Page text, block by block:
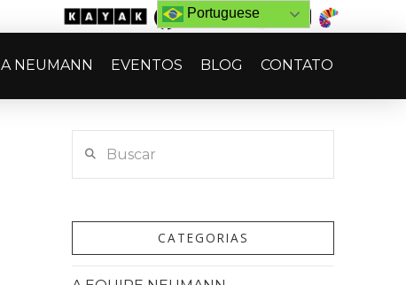
A NEUMANN EVENTOS BLOG CONTATO
CATEGORIAS
Portuguese